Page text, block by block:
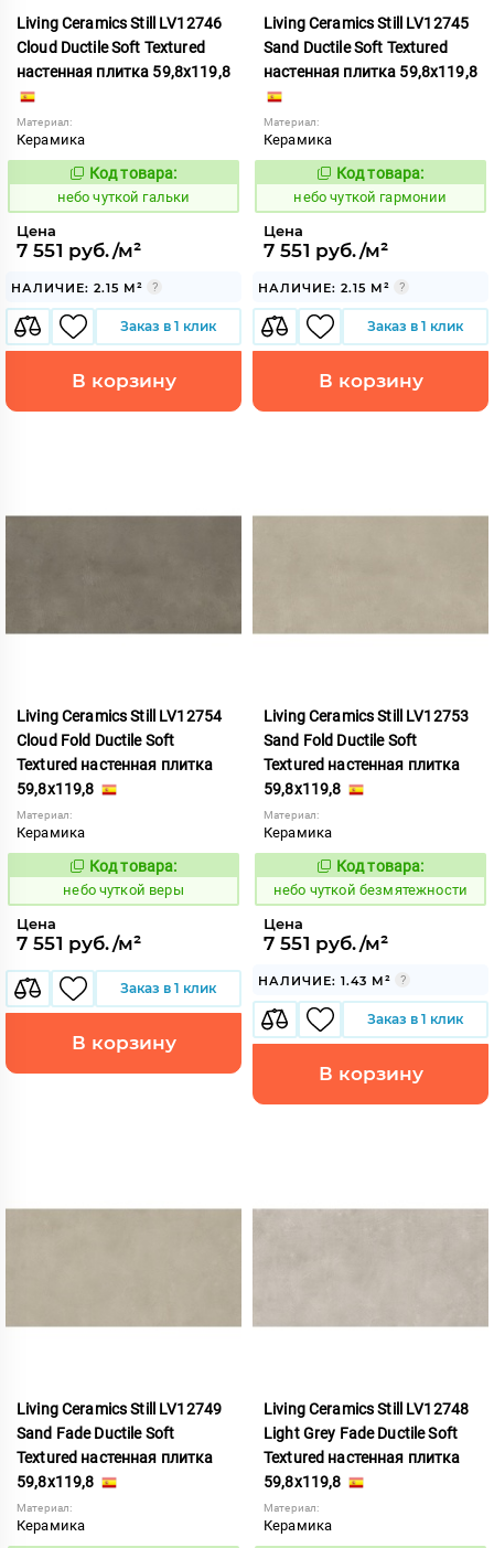
Living Ceramics Still LV12746
Cloud Ductile Soft Textured
настенная плитка 59,8x119,8
Материал:
Керамика
1124015
Код товара:
небо чуткой гальки
Цена
7 551 руб./м²
НАЛИЧИЕ: 2.15 М²
Заказ в 1 клик
В корзину
Living Ceramics Still LV12745
Sand Ductile Soft Textured
настенная плитка 59,8x119,8
Материал:
Керамика
1124016
Код товара:
небо чуткой гармонии
Цена
7 551 руб./м²
НАЛИЧИЕ: 2.15 М²
Заказ в 1 клик
В корзину
Living Ceramics Still LV12754
Cloud Fold Ductile Soft
Textured настенная плитка
59,8x119,8
Материал:
Керамика
1124008
Код товара:
небо чуткой веры
Цена
7 551 руб./м²
Заказ в 1 клик
В корзину
Living Ceramics Still LV12753
Sand Fold Ductile Soft
Textured настенная плитка
59,8x119,8
Материал:
Керамика
1124004
Код товара:
небо чуткой безмятежности
Цена
7 551 руб./м²
НАЛИЧИЕ: 1.43 М²
Заказ в 1 клик
В корзину
Living Ceramics Still LV12749
Sand Fade Ductile Soft
Textured настенная плитка
59,8x119,8
Материал:
Керамика
Living Ceramics Still LV12748
Light Grey Fade Ductile Soft
Textured настенная плитка
59,8x119,8
Материал:
Керамика